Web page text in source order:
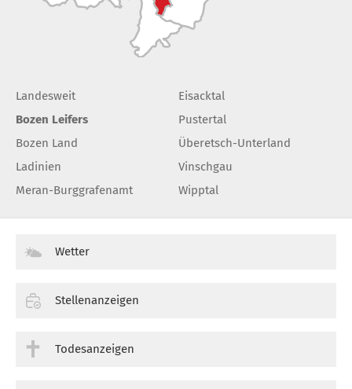
Landesweit
Bozen Leifers
Bozen Land
Ladinien
Meran-Burggrafenamt
Eisacktal
Pustertal
Überetsch-Unterland
Vinschgau
Wipptal
Wetter
Stellenanzeigen
Todesanzeigen